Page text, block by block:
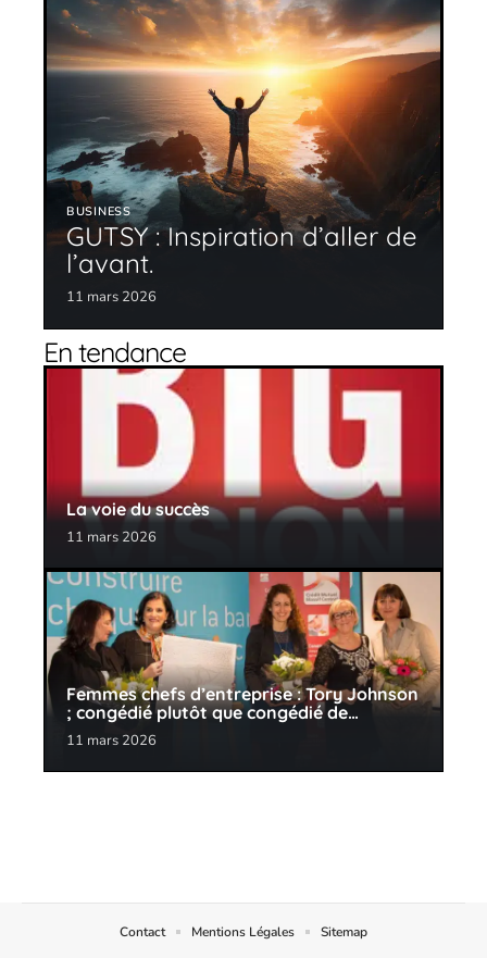
BUSINESS
GUTSY : Inspiration d’aller de
l’avant.
11 mars 2026
En tendance
La voie du succès
11 mars 2026
Femmes chefs d’entreprise : Tory Johnson
; congédié plutôt que congédié de…
11 mars 2026
Contact Mentions Légales Sitemap